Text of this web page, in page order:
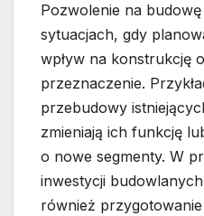
Pozwolenie na
sytuacjach, gdy
wpływ na konstrukcję
przeznaczenie.
przebudowy
zmieniają ich funkcję
o nowe segmenty. W
inwestycji
również